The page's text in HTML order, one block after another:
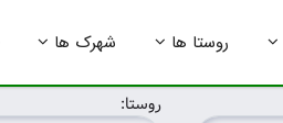
روستا ها شهرک ها
روستا: